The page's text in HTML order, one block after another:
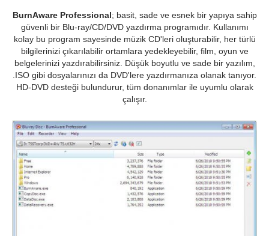
BurnAware Professional; basit, sade ve esnek bir yapıya sahip
güvenli bir Blu-ray/CD/DVD yazdırma programıdır. Kullanımı
kolay bu program sayesinde müzik CD'leri oluşturabilir, her türlü
bilgilerinizi çıkarılabilir ortamlara yedekleyebilir, film, oyun ve
belgelerinizi yazdırabilirsiniz. Düşük boyutlu ve sade bir yazılım,
.ISO gibi dosyalarınızı da DVD'lere yazdırmanıza olanak tanıyor.
HD-DVD desteği bulundurur, tüm donanımlar ile uyumlu olarak
çalışır.